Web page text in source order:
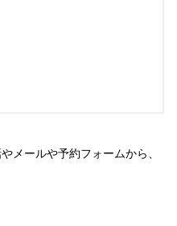
メールや予約フォームから、